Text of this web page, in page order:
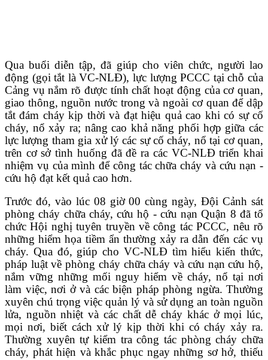
Qua buổi diễn tập, đã giúp cho viên chức, người lao
động (gọi tắt là VC-NLĐ), lực lượng PCCC tại chỗ của
Cảng vụ nắm rõ được tính chất hoạt động của cơ quan,
giao thông, nguồn nước trong và ngoài cơ quan để dập
tắt đám cháy kịp thời và đạt hiệu quả cao khi có sự cố
cháy, nổ xảy ra; nâng cao khả năng phối hợp giữa các
lực lượng tham gia xử lý các sự cố cháy, nổ tại cơ quan,
trên cơ sở tình huống đã đề ra các VC-NLĐ triển khai
nhiệm vụ của mình để công tác chữa cháy và cứu nạn -
cứu hộ đạt kết quả cao hơn.
Trước đó, vào lúc 08 giờ 00 cùng ngày, Đội Cảnh sát
phòng cháy chữa cháy, cứu hộ - cứu nạn Quận 8 đã tổ
chức Hội nghị tuyên truyền về công tác PCCC, nêu rõ
những hiểm họa tiềm ẩn thường xảy ra dẫn đến các vụ
cháy. Qua đó, giúp cho VC-NLĐ tìm hiểu kiến thức,
pháp luật về phòng cháy chữa cháy và cứu nạn cứu hộ,
nắm vững những mối nguy hiểm về cháy, nổ tại nơi
làm việc, nơi ở và các biện pháp phòng ngừa. Thường
xuyên chú trọng việc quản lý và sử dụng an toàn nguồn
lửa, nguồn nhiệt và các chất dễ cháy khác ở mọi lúc,
mọi nơi, biết cách xử lý kịp thời khi có cháy xảy ra.
Thường xuyên tự kiểm tra công tác phòng cháy chữa
cháy, phát hiện và khắc phục ngay những sơ hở, thiếu